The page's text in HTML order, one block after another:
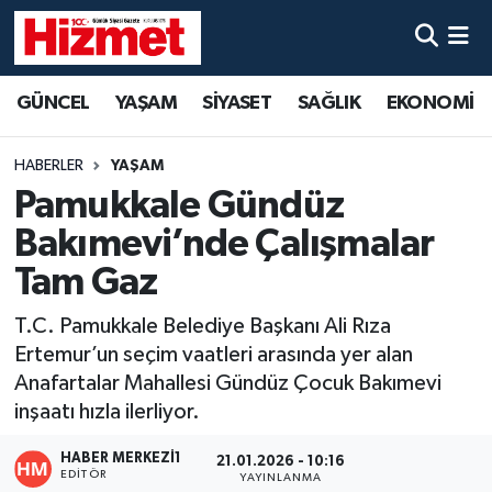
GÜNCEL YAŞAM SİYASET SAĞLIK EKONOMİ
HABERLER YAŞAM
Pamukkale Gündüz
Bakımevi’nde Çalışmalar
Tam Gaz
T.C. Pamukkale Belediye Başkanı Ali Rıza
Ertemur’un seçim vaatleri arasında yer alan
Anafartalar Mahallesi Gündüz Çocuk Bakımevi
inşaatı hızla ilerliyor.
HABER MERKEZI1
EDITÖR
21.01.2026 - 10:16
YAYINLANMA
YAŞAM
SİYASET
SAĞLIK
KÜLTÜR SANAT
SPOR
MAGAZİN
Denizli Hava Durumu
Denizli Trafik Yoğunluk Haritası
Süper Lig Puan Durumu ve Fikstür
Son Dakika Haberleri
Haber Arşivi